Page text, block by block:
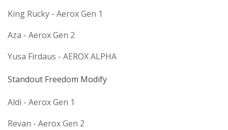
King Rucky - Aerox Gen 1
Aza - Aerox Gen 2
Yusa Firdaus - AEROX ALPHA
Standout Freedom Modify
Aldi - Aerox Gen 1
Revan - Aerox Gen 2